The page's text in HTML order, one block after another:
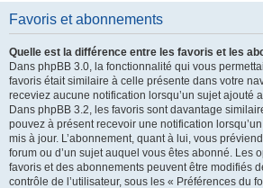
Favoris et abonnements
Quelle est la différence entre les favoris et les
Dans phpBB 3.0, la fonctionnalité qui vous
favoris était similaire à celle présente dans votre
receviez aucune notification lorsqu’un sujet ajouté
Dans phpBB 3.2, les favoris sont davantage
pouvez à présent recevoir une notification
mis à jour. L’abonnement, quant à lui, vous
forum ou d’un sujet auquel vous êtes abonné. Les
favoris et des abonnements peuvent être modifiés
contrôle de l’utilisateur, sous les « Préférences du